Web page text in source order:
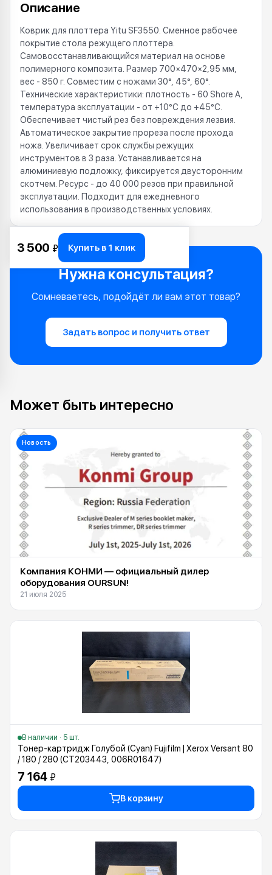
Описание
Коврик для плоттера Yitu SF3550. Сменное рабочее
покрытие стола режущего плоттера.
Самовосстанавливающийся материал на основе
полимерного композита. Размер 700×470×2,95 мм,
вес - 850 г. Совместим с ножами 30°, 45°, 60°.
Технические характеристики: плотность - 60 Shore A,
температура эксплуатации - от +10°C до +45°C.
Обеспечивает чистый рез без повреждения лезвия.
Автоматическое закрытие прореза после прохода
ножа. Увеличивает срок службы режущих
инструментов в 3 раза. Устанавливается на
алюминиевую подложку, фиксируется двусторонним
скотчем. Ресурс - до 40 000 резов при правильной
эксплуатации. Подходит для ежедневного
использования в производственных условиях.
3 500 ₽ Купить в 1 клик
Нужна консультация?
Сомневаетесь, подойдёт ли вам этот товар?
Задать вопрос и получить ответ
Может быть интересно
Новость
Компания КОНМИ — официальный дилер
оборудования OURSUN!
21 июля 2025
В наличии · 5 шт.
Тонер-картридж Голубой (Cyan) Fujifilm | Xerox Versant 80
/ 180 / 280 (CT203443, 006R01647)
7 164 ₽
В корзину